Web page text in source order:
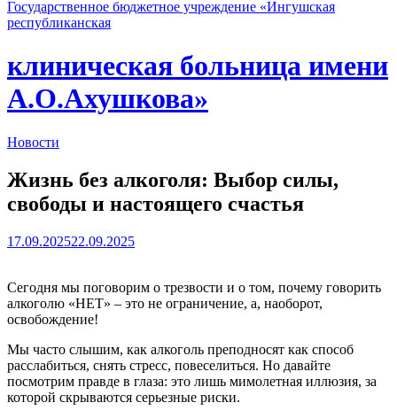
Государственное бюджетное учреждение «Ингушская
республиканская
клиническая больница имени
А.О.Ахушкова»
Новости
Жизнь без алкоголя: Выбор силы,
свободы и настоящего счастья
17.09.202522.09.2025
Сегодня мы поговорим о трезвости и о том, почему говорить
алкоголю «НЕТ» – это не ограничение, а, наоборот,
освобождение!
Мы часто слышим, как алкоголь преподносят как способ
расслабиться, снять стресс, повеселиться. Но давайте
посмотрим правде в глаза: это лишь мимолетная иллюзия, за
которой скрываются серьезные риски.